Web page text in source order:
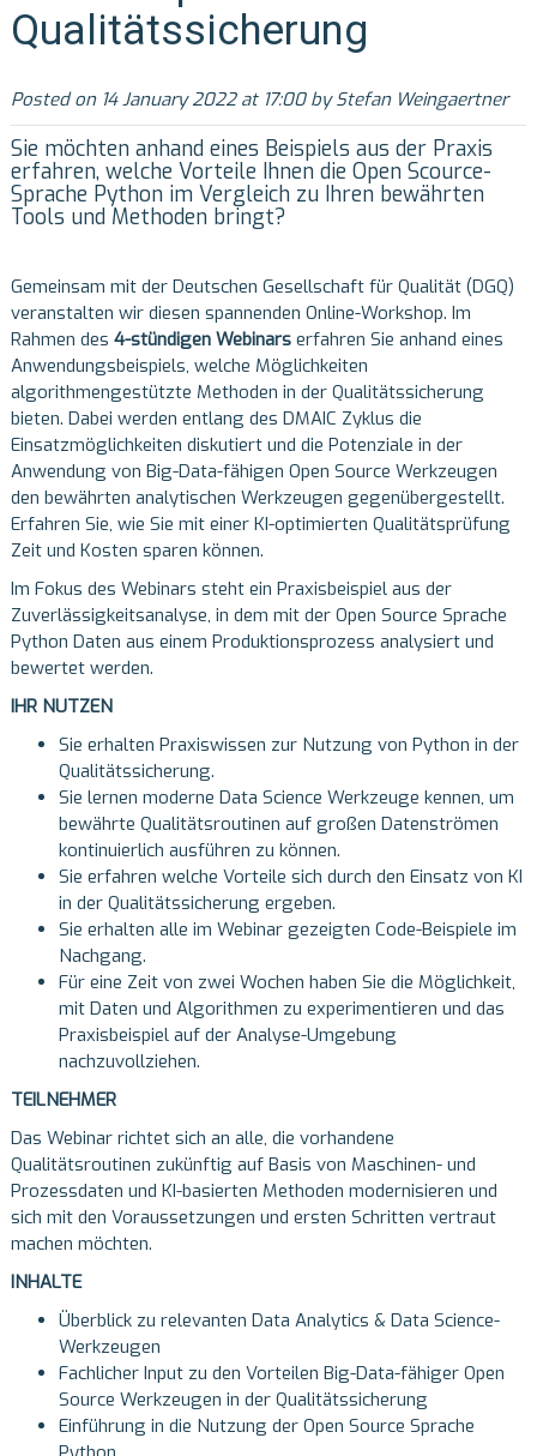
Qualitätssicherung
Posted on 14 January 2022 at 17:00 by Stefan Weingaertner
Sie möchten anhand eines Beispiels aus der Praxis
erfahren, welche Vorteile Ihnen die Open Scource-
Sprache Python im Vergleich zu Ihren bewährten
Tools und Methoden bringt?
Gemeinsam mit der Deutschen Gesellschaft für Qualität (DGQ)
veranstalten wir diesen spannenden Online-Workshop. Im
Rahmen des4-stündigen Webinars erfahren Sie anhand eines
Anwendungsbeispiels, welche Möglichkeiten
algorithmengestützte Methoden in der Qualitätssicherung
bieten. Dabei werden entlang des DMAIC Zyklus die
Einsatzmöglichkeiten diskutiert und die Potenziale in der
Anwendung von Big-Data-fähigen Open Source Werkzeugen
den bewährten analytischen Werkzeugen gegenübergestellt.
Erfahren Sie, wie Sie mit einer KI-optimierten Qualitätsprüfung
Zeit und Kosten sparen können.
Im Fokus des Webinars steht ein Praxisbeispiel aus der
Zuverlässigkeitsanalyse, in dem mit der Open Source Sprache
Python Daten aus einem Produktionsprozess analysiert und
bewertet werden.
IHR NUTZEN
Sie erhalten Praxiswissen zur Nutzung von Python in der
Qualitätssicherung.
Sie lernen moderne Data Science Werkzeuge kennen, um
bewährte Qualitätsroutinen auf großen Datenströmen
kontinuierlich ausführen zu können.
Sie erfahren welche Vorteile sich durch den Einsatz von KI
in der Qualitätssicherung ergeben.
Sie erhalten alle im Webinar gezeigten Code-Beispiele im
Nachgang.
Für eine Zeit von zwei Wochen haben Sie die Möglichkeit,
mit Daten und Algorithmen zu experimentieren und das
Praxisbeispiel auf der Analyse-Umgebung
nachzuvollziehen.
TEILNEHMER
Das Webinar richtet sich an alle, die vorhandene
Qualitätsroutinen zukünftig auf Basis von Maschinen- und
Prozessdaten und KI-basierten Methoden modernisieren und
sich mit den Voraussetzungen und ersten Schritten vertraut
machen möchten.
INHALTE
Überblick zu relevanten Data Analytics & Data Science-
Werkzeugen
Fachlicher Input zu den Vorteilen Big-Data-fähiger Open
Source Werkzeugen in der Qualitätssicherung
Einführung in die Nutzung der Open Source Sprache